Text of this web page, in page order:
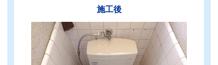
施工後